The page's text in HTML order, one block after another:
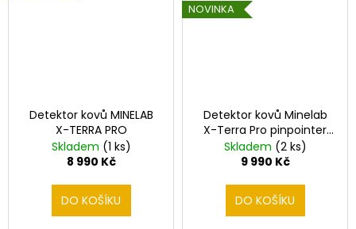
Detektor kovů MINELAB
X-TERRA PRO
Skladem (1 ks)
8 990 Kč
DO KOŠÍKU
NOVINKA
Detektor kovů Minelab
X-Terra Pro pinpointer
SET
Skladem (2 ks)
9 990 Kč
DO KOŠÍKU